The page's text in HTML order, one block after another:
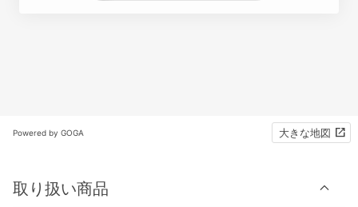
Powered by GOGA 大きな地図
取り扱い商品